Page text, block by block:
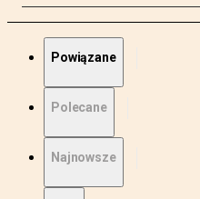
Powiązane
Polecane
Najnowsze